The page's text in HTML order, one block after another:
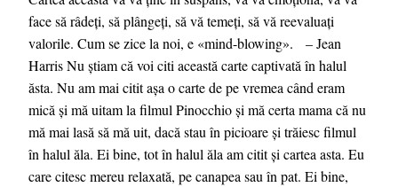
face să râdeți, să plângeți, să vă temeți, să vă reevaluați
valorile. Cum se zice la noi, e «mind-blowing». – Jean
Harris Nu știam că voi citi această carte captivată în halul
ăsta. Nu am mai citit așa o carte de pe vremea când eram
mică și mă uitam la filmul Pinocchio și mă certa mama că nu
mă mai lasă să mă uit, dacă stau în picioare și trăiesc filmul
în halul ăla. Ei bine, tot în halul ăla am citit și cartea asta. Eu
care citesc mereu relaxată, pe canapea sau în pat. Ei bine,